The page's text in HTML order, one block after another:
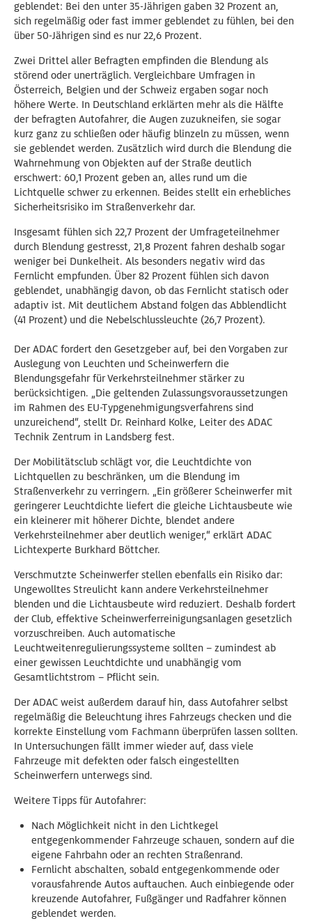
geblendet: Bei den unter 35-Jährigen gaben 32 Prozent an,
sich regelmäßig oder fast immer geblendet zu fühlen, bei den
über 50-Jährigen sind es nur 22,6 Prozent.
Zwei Drittel aller Befragten empfinden die Blendung als
störend oder unerträglich. Vergleichbare Umfragen in
Österreich, Belgien und der Schweiz ergaben sogar noch
höhere Werte. In Deutschland erklärten mehr als die Hälfte
der befragten Autofahrer, die Augen zuzukneifen, sie sogar
kurz ganz zu schließen oder häufig blinzeln zu müssen, wenn
sie geblendet werden. Zusätzlich wird durch die Blendung die
Wahrnehmung von Objekten auf der Straße deutlich
erschwert: 60,1 Prozent geben an, alles rund um die
Lichtquelle schwer zu erkennen. Beides stellt ein erhebliches
Sicherheitsrisiko im Straßenverkehr dar.
Insgesamt fühlen sich 22,7 Prozent der Umfrageteilnehmer
durch Blendung gestresst, 21,8 Prozent fahren deshalb sogar
weniger bei Dunkelheit. Als besonders negativ wird das
Fernlicht empfunden. Über 82 Prozent fühlen sich davon
geblendet, unabhängig davon, ob das Fernlicht statisch oder
adaptiv ist. Mit deutlichem Abstand folgen das Abblendlicht
(41 Prozent) und die Nebelschlussleuchte (26,7 Prozent).
Der ADAC fordert den Gesetzgeber auf, bei den Vorgaben zur
Auslegung von Leuchten und Scheinwerfern die
Blendungsgefahr für Verkehrsteilnehmer stärker zu
berücksichtigen. „Die geltenden Zulassungsvoraussetzungen
im Rahmen des EU-Typgenehmigungsverfahrens sind
unzureichend“, stellt Dr. Reinhard Kolke, Leiter des ADAC
Technik Zentrum in Landsberg fest.
Der Mobilitätsclub schlägt vor, die Leuchtdichte von
Lichtquellen zu beschränken, um die Blendung im
Straßenverkehr zu verringern. „Ein größerer Scheinwerfer mit
geringerer Leuchtdichte liefert die gleiche Lichtausbeute wie
ein kleinerer mit höherer Dichte, blendet andere
Verkehrsteilnehmer aber deutlich weniger,“ erklärt ADAC
Lichtexperte Burkhard Böttcher.
Verschmutzte Scheinwerfer stellen ebenfalls ein Risiko dar:
Ungewolltes Streulicht kann andere Verkehrsteilnehmer
blenden und die Lichtausbeute wird reduziert. Deshalb fordert
der Club, effektive Scheinwerferreinigungsanlagen gesetzlich
vorzuschreiben. Auch automatische
Leuchtweitenregulierungssysteme sollten – zumindest ab
einer gewissen Leuchtdichte und unabhängig vom
Gesamtlichtstrom – Pflicht sein.
Der ADAC weist außerdem darauf hin, dass Autofahrer selbst
regelmäßig die Beleuchtung ihres Fahrzeugs checken und die
korrekte Einstellung vom Fachmann überprüfen lassen sollten.
In Untersuchungen fällt immer wieder auf, dass viele
Fahrzeuge mit defekten oder falsch eingestellten
Scheinwerfern unterwegs sind.
Weitere Tipps für Autofahrer:
Nach Möglichkeit nicht in den Lichtkegel
entgegenkommender Fahrzeuge schauen, sondern auf die
eigene Fahrbahn oder an rechten Straßenrand.
Fernlicht abschalten, sobald entgegenkommende oder
vorausfahrende Autos auftauchen. Auch einbiegende oder
kreuzende Autofahrer, Fußgänger und Radfahrer können
geblendet werden.